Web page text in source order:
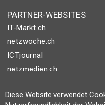
PARTNER-WEBSITES
IT-Markt.ch
netzwoche.ch
ICTjournal
netzmedien.ch
© NETZMEDIEN AG 2026
Diese Website verwendet